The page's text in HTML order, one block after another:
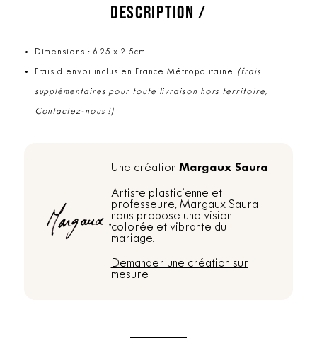
DESCRIPTION /
Dimensions : 6.25 x 2.5cm
Frais d'envoi inclus en France Métropolitaine (frais
supplémentaires pour toute livraison hors territoire,
Contactez-nous !)
Une création Margaux Saura
Artiste plasticienne et
professeure, Margaux Saura
nous propose une vision
colorée et vibrante du
mariage.
Demander une création sur
mesure